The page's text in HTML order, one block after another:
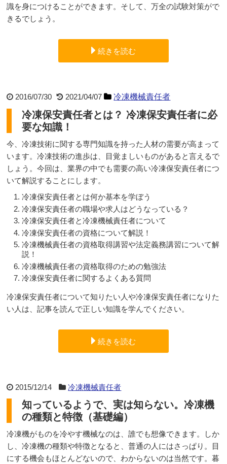
識を身につけることができます。そして、万全の試験対策がで
きるでしょう。
続きを読む
2016/07/30 2021/04/07 冷凍機械責任者
冷凍保安責任者とは？ 冷凍保安責任者に必
要な知識！
今、冷凍技術に関する専門知識を持った人材の需要が高まって
います。冷凍技術の進歩は、目覚ましいものがあると言えるで
しょう。今回は、業界の中でも需要の高い冷凍保安責任者につ
いて解説することにします。
冷凍保安責任者とは何か基本を学ぼう
冷凍保安責任者の職場や求人はどうなっている？
冷凍保安責任者と冷凍機械責任者について
冷凍保安責任者の資格について解説！
冷凍機械責任者の資格取得講習や法定義務講習について解
説！
冷凍機械責任者の資格取得のための勉強法
冷凍保安責任者に関するよくある質問
冷凍保安責任者について知りたい人や冷凍保安責任者になりた
い人は、記事を読んで正しい知識を学んでください。
続きを読む
2015/12/14 冷凍機械責任者
知っているようで、実は知らない。冷凍機
の種類と特徴（基礎編）
冷凍機がものを冷やす機械なのは、誰でも想像できます。しか
し、冷凍機の種類や特徴となると、普通の人にはさっぱり。目
にする機会もほとんどないので、わからないのは当然です。暮